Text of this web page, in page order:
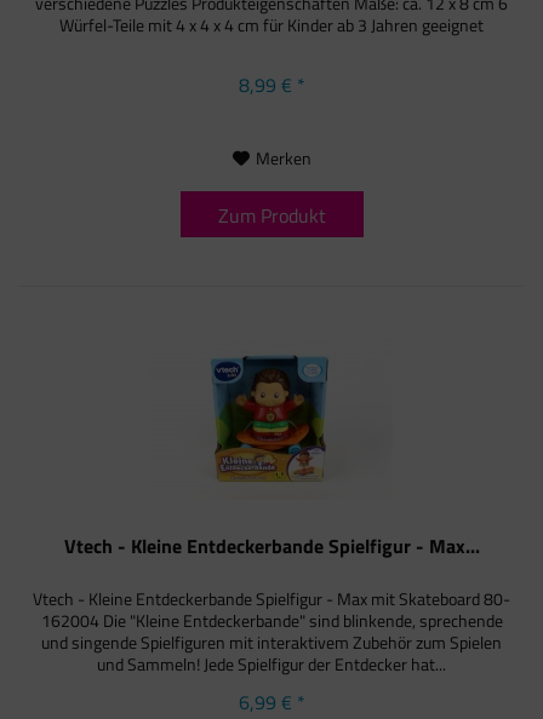
Würfel-Teile mit 4 x 4 x 4 cm für Kinder ab 3 Jahren geeignet
8,99 € *
Merken
Zum Produkt
Vtech - Kleine Entdeckerbande Spielfigur - Max...
Vtech - Kleine Entdeckerbande Spielfigur - Max mit Skateboard 80-
162004 Die "Kleine Entdeckerbande" sind blinkende, sprechende
und singende Spielfiguren mit interaktivem Zubehör zum Spielen
und Sammeln! Jede Spielfigur der Entdecker hat...
6,99 € *